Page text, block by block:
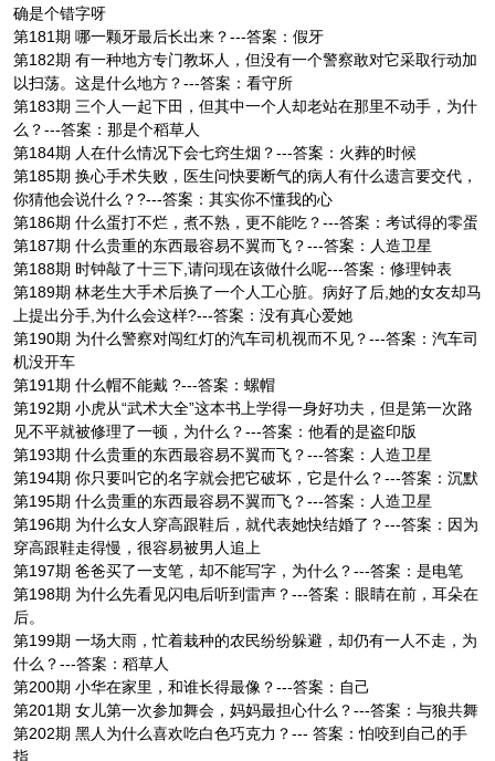
确是个错字呀
第181期 哪一颗牙最后长出来？---答案：假牙
第182期 有一种地方专门教坏人，但没有一个警察敢对它采取行动加
以扫荡。这是什么地方？---答案：看守所
第183期 三个人一起下田，但其中一个人却老站在那里不动手，为什
么？---答案：那是个稻草人
第184期 人在什么情况下会七窍生烟？---答案：火葬的时候
第185期 换心手术失败，医生问快要断气的病人有什么遗言要交代，
你猜他会说什么？?---答案：其实你不懂我的心
第186期 什么蛋打不烂，煮不熟，更不能吃？---答案：考试得的零蛋
第187期 什么贵重的东西最容易不翼而飞？---答案：人造卫星
第188期 时钟敲了十三下,请问现在该做什么呢---答案：修理钟表
第189期 林老生大手术后换了一个人工心脏。病好了后,她的女友却马
上提出分手,为什么会这样?---答案：没有真心爱她
第190期 为什么警察对闯红灯的汽车司机视而不见？---答案：汽车司
机没开车
第191期 什么帽不能戴 ?---答案：螺帽
第192期 小虎从“武术大全”这本书上学得一身好功夫，但是第一次路
见不平就被修理了一顿，为什么？---答案：他看的是盗印版
第193期 什么贵重的东西最容易不翼而飞？---答案：人造卫星
第194期 你只要叫它的名字就会把它破坏，它是什么？---答案：沉默
第195期 什么贵重的东西最容易不翼而飞？---答案：人造卫星
第196期 为什么女人穿高跟鞋后，就代表她快结婚了？---答案：因为
穿高跟鞋走得慢，很容易被男人追上
第197期 爸爸买了一支笔，却不能写字，为什么？---答案：是电笔
第198期 为什么先看见闪电后听到雷声？---答案：眼睛在前，耳朵在
后。
第199期 一场大雨，忙着栽种的农民纷纷躲避，却仍有一人不走，为
什么？---答案：稻草人
第200期 小华在家里，和谁长得最像？---答案：自己
第201期 女儿第一次参加舞会，妈妈最担心什么？---答案：与狼共舞
第202期 黑人为什么喜欢吃白色巧克力？--- 答案：怕咬到自己的手
指